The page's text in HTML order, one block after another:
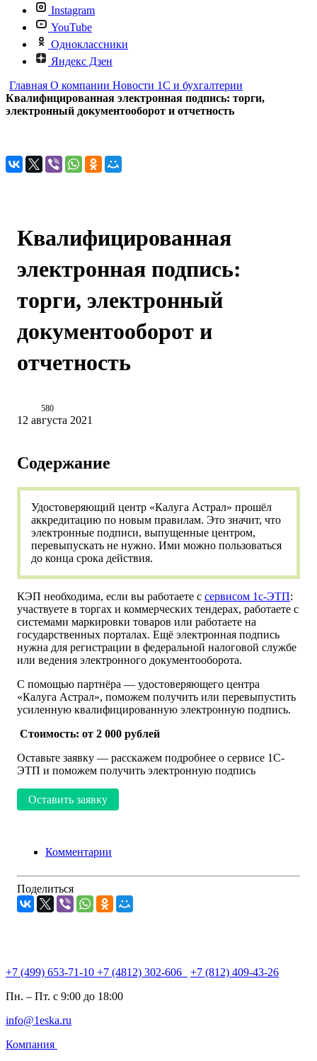
Instagram
YouTube
Одноклассники
Яндекс Дзен
Главная О компании Новости 1С и бухгалтерии
Квалифицированная электронная подпись: торги,
электронный документооборот и отчетность
Квалифицированная
электронная подпись:
торги, электронный
документооборот и
отчетность
580
12 августа 2021
Содержание
Удостоверяющий центр «Калуга Астрал» прошёл
аккредитацию по новым правилам. Это значит, что
электронные подписи, выпущенные центром,
перевыпускать не нужно. Ими можно пользоваться
до конца срока действия.
КЭП необходима, если вы работаете с сервисом 1с-ЭТП:
участвуете в торгах и коммерческих тендерах, работаете с
системами маркировки товаров или работаете на
государственных порталах. Ещё электронная подпись
нужна для регистрации в федеральной налоговой службе
или ведения электронного документооборота.
С помощью партнёра — удостоверяющего центра
«Калуга Астрал», поможем получить или перевыпустить
усиленную квалифицированную электронную подпись.
Стоимость: от 2 000 рублей
Оставьте заявку — расскажем подробнее о сервисе 1С-
ЭТП и поможем получить электронную подпись
Оставить заявку
Комментарии
Поделиться
+7 (499) 653-71-10 +7 (4812) 302-606
+7 (812) 409-43-26
Пн. – Пт. с 9:00 до 18:00
info@1eska.ru
Компания